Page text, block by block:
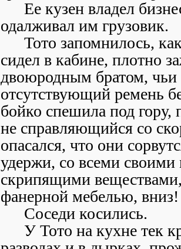
Ее кузен владел
одалживал им грузовик.
Тото запомнилось,
сидел в кабине, плотно
двоюродным братом, чьи
отсутствующий ремень
бойко спешила под
не справляющийся со
опасался, что они
удержи, со всеми
скрипящими
фанерной мебелью, вниз!
Соседи косились.
У Тото на кухне тек